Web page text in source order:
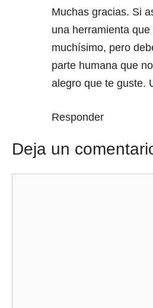
Muchas gracias. Si
una herramienta
muchísimo, pero
parte humana que
alegro que te guste.
Responder
Deja un